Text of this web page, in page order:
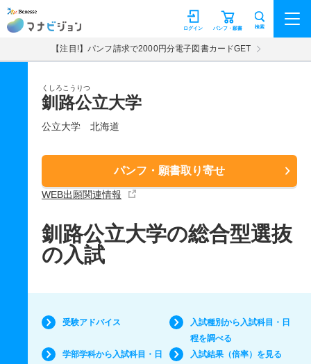
マナビジョン パンフ・願書
ログイン 検索
【注目!】パンフ請求で2000円分電子図書カードGET
くしろこうりつ
釧路公立大学
公立大学 北海道
パンフ・願書取り寄せ
WEB出願関連情報
釧路公立大学の総合型選抜
の入試
受験アドバイス
入試種別から入試科目・日
程を調べる
学部学科から入試科目・日
入試結果（倍率）を見る